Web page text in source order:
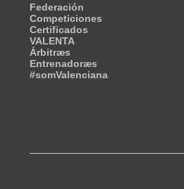
Federación
Competiciones
Certificados
VALENTA
Árbitræs
Entrenadoræs
#somValenciana